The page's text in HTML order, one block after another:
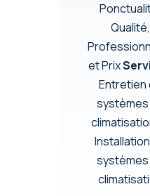
Qualité,
et Prix
Entretien
systèmes
systèmes